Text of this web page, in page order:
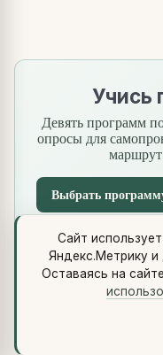
Учись
Девять программ
опросы для
Выбрать
Что нового
Сайт
Яндекс.Метрику и
Оставаясь на